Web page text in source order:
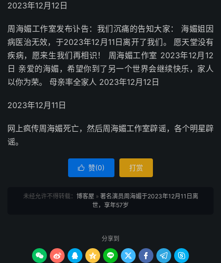
2023年12月12日
周海媚工作室发布讣告：我们沉痛的告知大家： 海媚姐因
病医治无效，于2023年12月11日离开了我们。 愿天堂没有
疾病，愿来生我们再相识！ 周海媚工作室 2023年12月12
日 亲爱的海媚，希望你到了另一个世界会继续快乐，家人
以你为荣。 母亲率全家人 2023年12月12日
2023年12月11日
网上疯传周海媚死亡，然后周海媚工作室辟谣，各个明星辟
谣。
 赞(0) 打赏
未经允许不得转载： 博客屋 » 著名演员周海媚于2023年12月11日离
世，享年57岁
分享到
        